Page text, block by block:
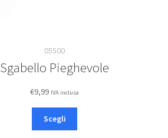
05500
Sgabello Pieghevole
€9,99 IVA inclusa
Scegli